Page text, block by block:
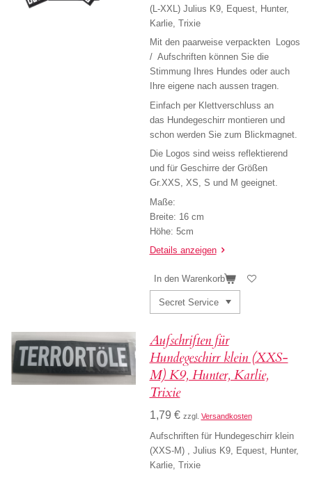
(L-XXL) Julius K9, Equest, Hunter,
Karlie, Trixie
Mit den paarweise verpackten Logos
/ Aufschriften können Sie die
Stimmung Ihres Hundes oder auch
Ihre eigene nach aussen tragen.
Einfach per Klettverschluss an
das Hundegeschirr montieren und
schon werden Sie zum Blickmagnet.
Die Logos sind weiss reflektierend
und für Geschirre der Größen
Gr.XXS, XS, S und M geeignet.
Maße:
Breite: 16 cm
Höhe: 5cm
Details anzeigen
In den Warenkorb
Aufschriften für
Hundegeschirr klein (XXS-
M) K9, Hunter, Karlie,
Trixie
1,79 € zzgl. Versandkosten
Aufschriften für Hundegeschirr klein
(XXS-M) , Julius K9, Equest, Hunter,
Karlie, Trixie